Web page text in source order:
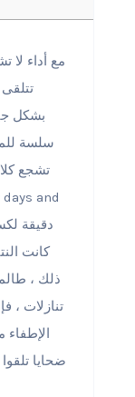
مع أداء لا
بشكل
سلسة
تشجع
ذلك ،
تنازلات ،
الإطفاء
ضحايا